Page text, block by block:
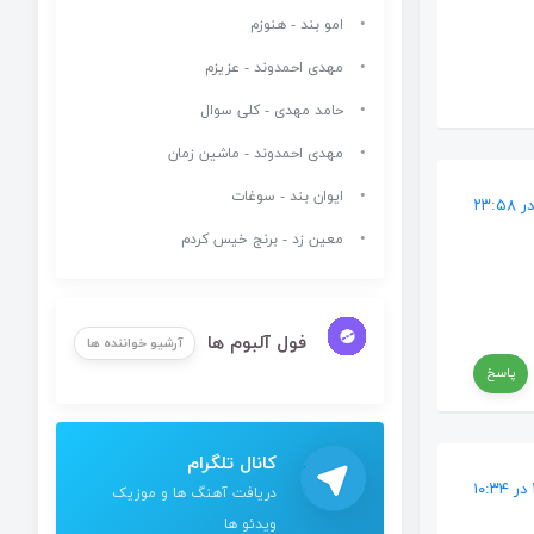
پاسخ
امو بند - هنوزم
مهدی احمدوند - عزیزم
حامد مهدی - کلی سوال
مهدی احمدوند - ماشین زمان
ایوان بند - سوغات
معین زد - برنج خیس کردم
فول آلبوم ها آرشیو خواننده ها
کانال تلگرام
دریافت آهنگ ها و موزیک
ویدئو ها